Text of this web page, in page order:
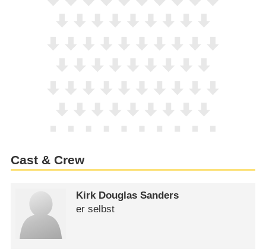
Cast & Crew
Kirk Douglas Sanders
er selbst